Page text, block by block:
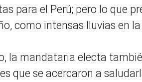
para el Perú; pero lo que
como intensas lluvias en
la mandataria electa
que se acercaron a